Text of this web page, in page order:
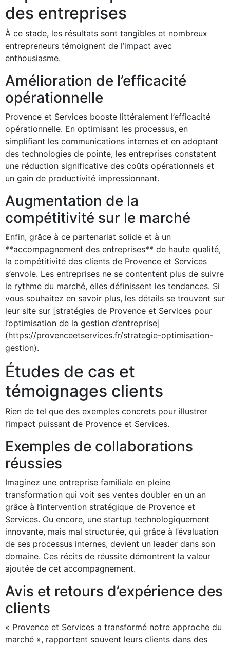
des entreprises
À ce stade, les résultats sont tangibles et nombreux
entrepreneurs témoignent de l’impact avec
enthousiasme.
Amélioration de l’efficacité
opérationnelle
Provence et Services booste littéralement l’efficacité
opérationnelle. En optimisant les processus, en
simplifiant les communications internes et en adoptant
des technologies de pointe, les entreprises constatent
une réduction significative des coûts opérationnels et
un gain de productivité impressionnant.
Augmentation de la
compétitivité sur le marché
Enfin, grâce à ce partenariat solide et à un
**accompagnement des entreprises** de haute qualité,
la compétitivité des clients de Provence et Services
s’envole. Les entreprises ne se contentent plus de suivre
le rythme du marché, elles définissent les tendances. Si
vous souhaitez en savoir plus, les détails se trouvent sur
leur site sur [stratégies de Provence et Services pour
l’optimisation de la gestion d’entreprise]
(https://provenceetservices.fr/strategie-optimisation-
gestion).
Études de cas et
témoignages clients
Rien de tel que des exemples concrets pour illustrer
l’impact puissant de Provence et Services.
Exemples de collaborations
réussies
Imaginez une entreprise familiale en pleine
transformation qui voit ses ventes doubler en un an
grâce à l’intervention stratégique de Provence et
Services. Ou encore, une startup technologiquement
innovante, mais mal structurée, qui grâce à l’évaluation
de ses processus internes, devient un leader dans son
domaine. Ces récits de réussite démontrent la valeur
ajoutée de cet accompagnement.
Avis et retours d’expérience des
clients
« Provence et Services a transformé notre approche du
marché », rapportent souvent leurs clients dans des